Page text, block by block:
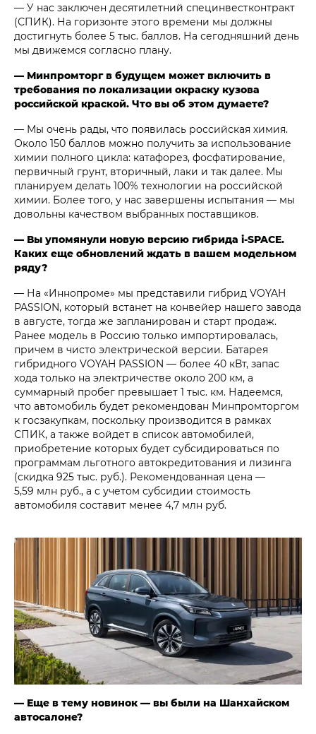
— У нас заключен десятилетний специнвестконтракт
(СПИК). На горизонте этого времени мы должны
достигнуть более 5 тыс. баллов. На сегодняшний день
мы движемся согласно плану.
— Минпромторг в будущем может включить в
требования по локализации окраску кузова
российской краской. Что вы об этом думаете?
— Мы очень рады, что появилась российская химия.
Около 150 баллов можно получить за использование
химии полного цикла: катафорез, фосфатирование,
первичный грунт, вторичный, лаки и так далее. Мы
планируем делать 100% технологии на российской
химии. Более того, у нас завершены испытания — мы
довольны качеством выбранных поставщиков.
— Вы упомянули новую версию гибрида i‑SPACE.
Каких еще обновлений ждать в вашем модельном
ряду?
— На «Иннопроме» мы представили гибрид VOYAH
PASSION, который встанет на конвейер нашего завода
в августе, тогда же запланирован и старт продаж.
Ранее модель в Россию только импортировалась,
причем в чисто электрической версии. Батарея
гибридного VOYAH PASSION — более 40 кВт, запас
хода только на электричестве около 200 км, а
суммарный пробег превышает 1 тыс. км. Надеемся,
что автомобиль будет рекомендован Минпромторгом
к госзакупкам, поскольку производится в рамках
СПИК, а также войдет в список автомобилей,
приобретение которых будет субсидироваться по
программам льготного автокредитования и лизинга
(скидка 925 тыс. руб.). Рекомендованная цена —
5,59 млн руб., а с учетом субсидии стоимость
автомобиля составит менее 4,7 млн руб.
— Еще в тему новинок — вы были на Шанхайском
автосалоне?